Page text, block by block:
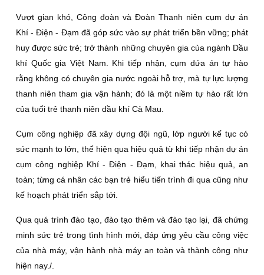
Vượt gian khó, Công đoàn và Đoàn Thanh niên cụm dự án
Khí - Điện - Đạm đã góp sức vào sự phát triển bền vững; phát
huy được sức trẻ; trở thành những chuyên gia của ngành Dầu
khí Quốc gia Việt Nam. Khi tiếp nhận, cụm dứa án tự hào
rằng không có chuyên gia nước ngoài hỗ trợ, mà tự lực lượng
thanh niên tham gia vận hành; đó là một niềm tự hào rất lớn
của tuổi trẻ thanh niên dầu khí Cà Mau.
Cụm công nghiệp đã xây dựng đội ngũ, lớp người kế tục có
sức mạnh to lớn, thể hiện qua hiệu quả từ khi tiếp nhận dự án
cụm công nghiệp Khí - Điện - Đạm, khai thác hiệu quả, an
toàn; từng cá nhân các bạn trẻ hiểu tiến trình đi qua cũng như
kế hoạch phát triển sắp tới.
Qua quá trình đào tạo, đào tạo thêm và đào tạo lại, đã chứng
minh sức trẻ trong tình hình mới, đáp ứng yêu cầu công việc
của nhà máy, vận hành nhà máy an toàn và thành công như
hiện nay./.